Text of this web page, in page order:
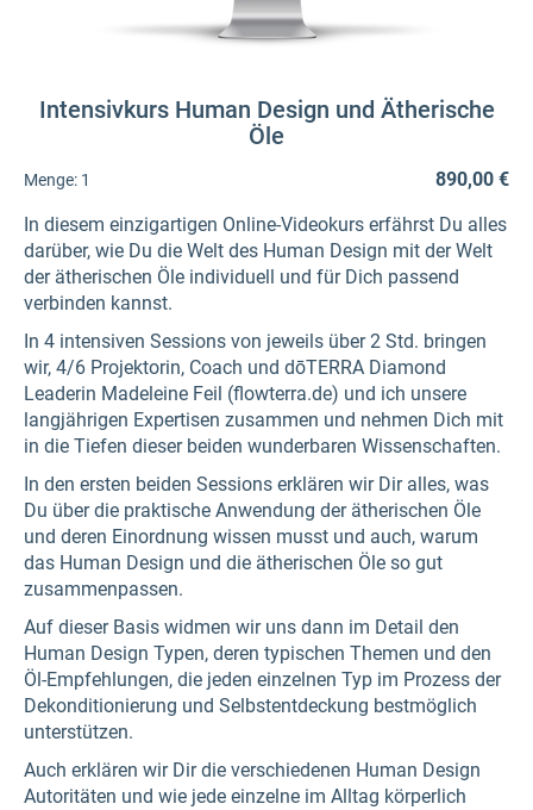
Intensivkurs Human Design und Ätherische
Öle
Menge: 1
890,00 €
In diesem einzigartigen Online-Videokurs erfährst Du alles
darüber, wie Du die Welt des Human Design mit der Welt
der ätherischen Öle individuell und für Dich passend
verbinden kannst.
In 4 intensiven Sessions von jeweils über 2 Std. bringen
wir, 4/6 Projektorin, Coach und dōTERRA Diamond
Leaderin Madeleine Feil (flowterra.de) und ich unsere
langjährigen Expertisen zusammen und nehmen Dich mit
in die Tiefen dieser beiden wunderbaren Wissenschaften.
In den ersten beiden Sessions erklären wir Dir alles, was
Du über die praktische Anwendung der ätherischen Öle
und deren Einordnung wissen musst und auch, warum
das Human Design und die ätherischen Öle so gut
zusammenpassen.
Auf dieser Basis widmen wir uns dann im Detail den
Human Design Typen, deren typischen Themen und den
Öl-Empfehlungen, die jeden einzelnen Typ im Prozess der
Dekonditionierung und Selbstentdeckung bestmöglich
unterstützen.
Auch erklären wir Dir die verschiedenen Human Design
Autoritäten und wie jede einzelne im Alltag körperlich